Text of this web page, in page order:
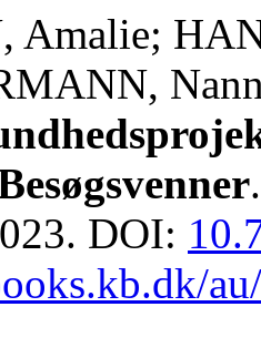
Amalie;
DOI: